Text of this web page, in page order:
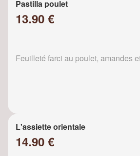
Pastilla poulet
13.90 €
Feuilleté farci au poulet, amandes
L'assiette orientale
14.90 €